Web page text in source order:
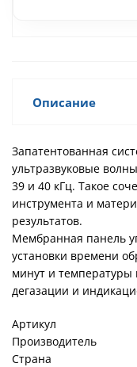
Описание
Запатентованная
ультразвуковые
39 и 40 кГц. Такое
инструмента и
результатов.
Мембранная панель
установки времени
минут и температуры
дегазации и
Артикул
Производитель
Страна